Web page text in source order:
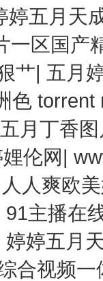
婷五月天
一区国产
艹| 五月
色 torrent
月丁香
伦网|
人人爽欧
91主播在
婷婷五月
合视频一